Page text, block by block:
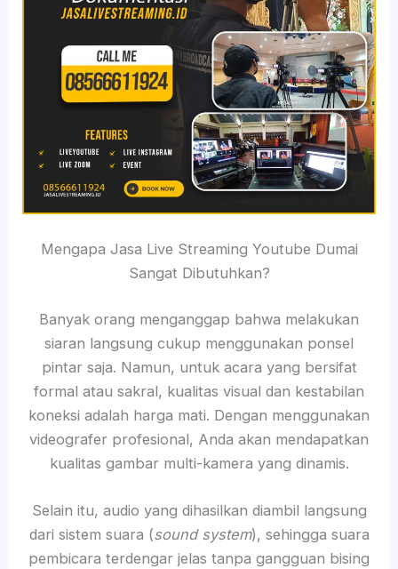
Mengapa Jasa Live Streaming Youtube Dumai
Sangat Dibutuhkan?
Banyak orang menganggap bahwa melakukan
siaran langsung cukup menggunakan ponsel
pintar saja. Namun, untuk acara yang bersifat
formal atau sakral, kualitas visual dan kestabilan
koneksi adalah harga mati. Dengan menggunakan
videografer profesional, Anda akan mendapatkan
kualitas gambar multi-kamera yang dinamis.
Selain itu, audio yang dihasilkan diambil langsung
dari sistem suara (sound system), sehingga suara
pembicara terdengar jelas tanpa gangguan bising